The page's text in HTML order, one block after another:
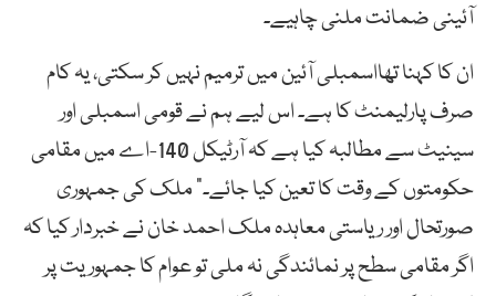
آئینی ضمانت ملنی چاہیے۔
ان کا کہنا تھااسمبلی آئین میں ترمیم نہیں کر سکتی، یہ کام
صرف پارلیمنٹ کا ہے۔ اس لیے ہم نے قومی اسمبلی اور
سینیٹ سے مطالبہ کیا ہے کہ آرٹیکل 140-اے میں مقامی
حکومتوں کے وقت کا تعین کیا جائے۔” ملک کی جمہوری
صورتحال اور ریاستی معاہدہ ملک احمد خان نے خبردار کیا کہ
اگر مقامی سطح پر نمائندگی نہ ملی تو عوام کا جمہوریت پر